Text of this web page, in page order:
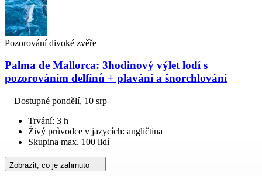
Pozorování divoké zvěře
Palma de Mallorca: 3hodinový výlet lodí s
pozorováním delfínů + plavání a šnorchlování
Dostupné pondělí, 10 srp
Trvání: 3 h
Živý průvodce v jazycích: angličtina
Skupina max. 100 lidí
Zobrazit, co je zahrnuto